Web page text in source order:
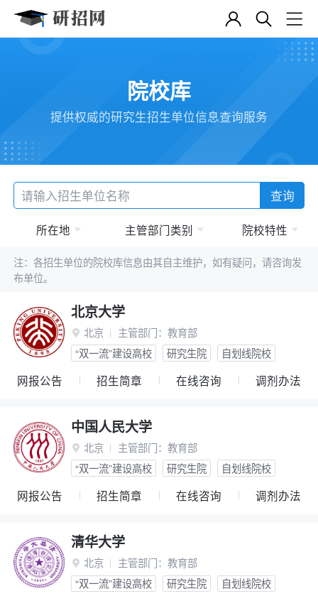
院校库
提供权威的研究生招生单位信息查询服务
查询
所在地 主管部门类别 院校特性
注：各招生单位的院校库信息由其自主维护，如有疑问，请咨询发
布单位。
北京大学
 北京 主管部门： 教育部
“双一流”建设高校
研究生院 自划线院校
网报公告 招生简章 在线咨询 调剂办法
中国人民大学
 北京 主管部门： 教育部
“双一流”建设高校
研究生院 自划线院校
网报公告 招生简章 在线咨询 调剂办法
清华大学
 北京 主管部门： 教育部
“双一流”建设高校
研究生院 自划线院校